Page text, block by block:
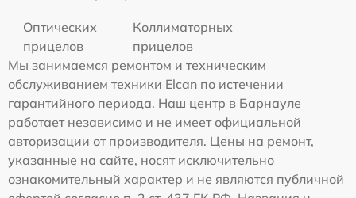
Оптических
прицелов
Коллиматорных
прицелов
Мы занимаемся ремонтом и техническим
обслуживанием техники Elcan по истечении
гарантийного периода. Наш центр в Барнауле
работает независимо и не имеет официальной
авторизации от производителя. Цены на ремонт,
указанные на сайте, носят исключительно
ознакомительный характер и не являются публичной